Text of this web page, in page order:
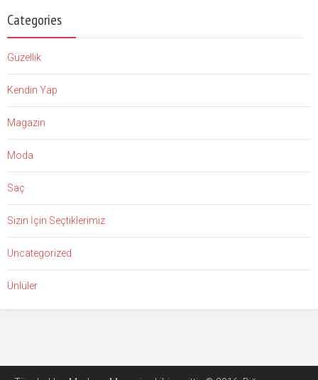
Categories
Güzellik
Kendin Yap
Magazin
Moda
Saç
Sizin İçin Seçtiklerimiz
Uncategorized
Ünlüler